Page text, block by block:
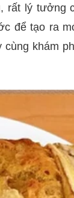
rất lý tưởng
để tạo ra
khám